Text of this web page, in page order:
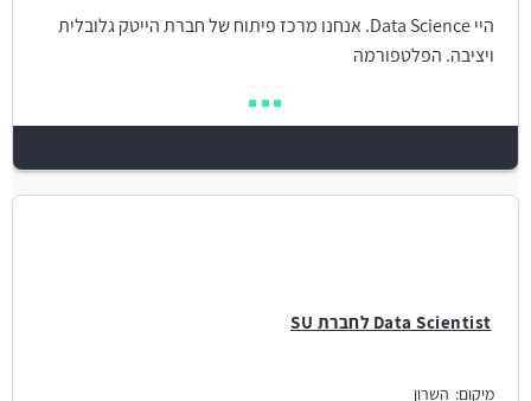
היי Data Science. אנחנו מרכז פיתוח של חברת הייטק גלובלית
ויציבה. הפלטפורמה
Data Scientist לחברת SU
מיקום: השרון